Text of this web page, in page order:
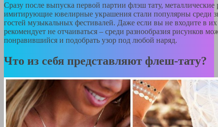
Сразу после выпуска первой партии флэш тату, металлические
имитирующие ювелирные украшения стали популярны среди
гостей музыкальных фестивалей. Даже если вы не входите в
рекомендует не отчаиваться – среди разнообразия рисунков
понравившийся и подобрать узор под любой наряд.
Что из себя представляют флеш-тату?